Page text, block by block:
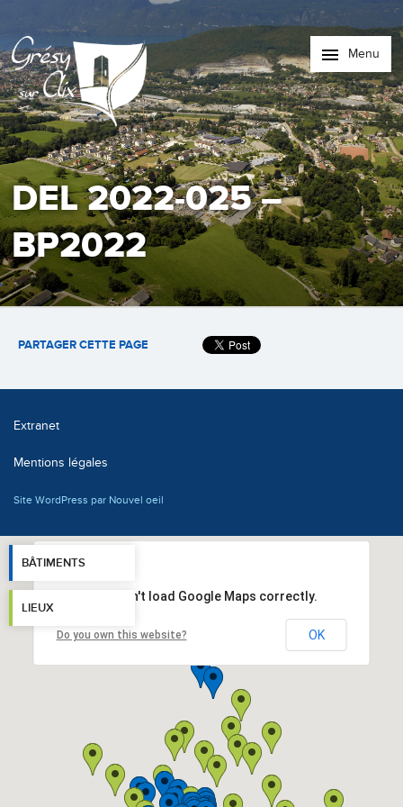
Menu
DEL 2022-025 –
BP2022
PARTAGER CETTE PAGE
Extranet
Mentions légales
Site WordPress par Nouvel oeil
BÂTIMENTS
LIEUX
This page can't load Google Maps correctly.
Do you own this website? OK